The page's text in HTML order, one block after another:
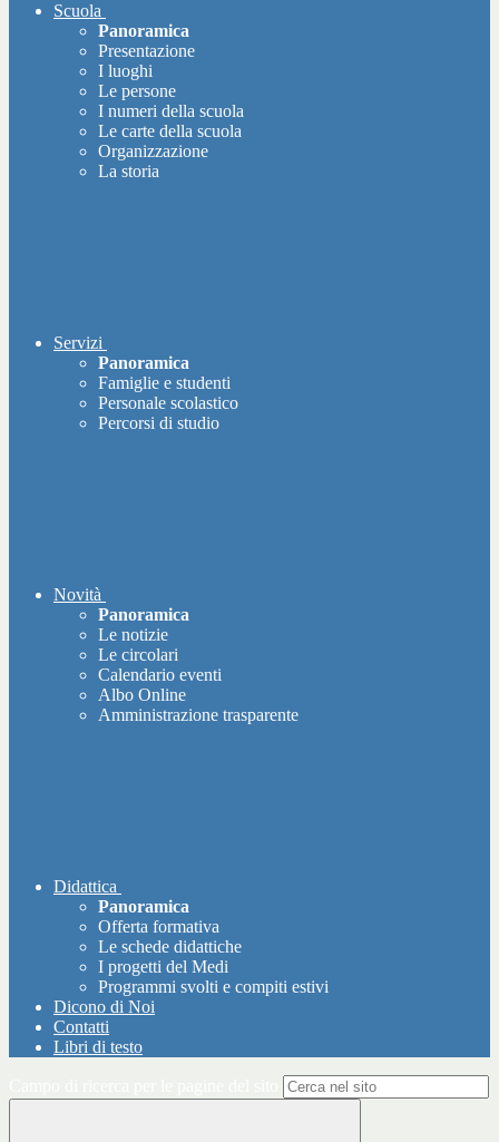
Scuola
Panoramica
Presentazione
I luoghi
Le persone
I numeri della scuola
Le carte della scuola
Organizzazione
La storia
Servizi
Panoramica
Famiglie e studenti
Personale scolastico
Percorsi di studio
Novità
Panoramica
Le notizie
Le circolari
Calendario eventi
Albo Online
Amministrazione trasparente
Didattica
Panoramica
Offerta formativa
Le schede didattiche
I progetti del Medi
Programmi svolti e compiti estivi
Dicono di Noi
Contatti
Libri di testo